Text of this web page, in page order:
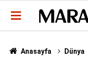
Anasayfa Dünya